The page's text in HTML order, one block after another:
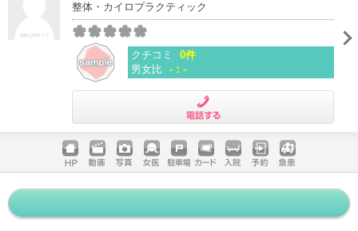
整体・カイロプラクティック
クチコミ
0件
男女比 -：-
ホームペ
ージ
動画 写真 女医 駐車場
クレジッ
トカード
入院 予約 急患